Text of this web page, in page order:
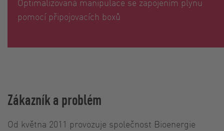
pomocí připojovacích boxů
Zákazník a problém
Od května 2011 provozuje společnost Bioenergie